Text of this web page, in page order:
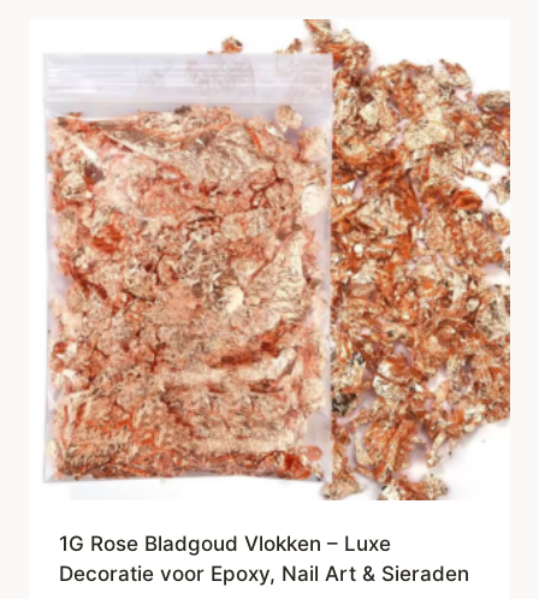
1G Rose Bladgoud Vlokken – Luxe
Decoratie voor Epoxy, Nail Art & Sieraden